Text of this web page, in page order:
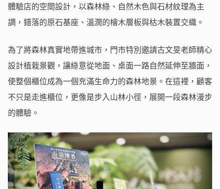
體驗店的空間設計，以森林綠、自然木色與石材紋理為主
調，錯落的原石基座、溫潤的檜木層板與枯木裝置交織。
為了將森林真實地帶進城市，門市特別邀請古文旻老師精心
設計植栽景觀，讓綠意從地面、桌面一路自然延伸至牆面，
使整個櫃位成為一個充滿生命力的森林地景。在這裡，顧客
不只是走進櫃位，更像是步入山林小徑，展開一段森林漫步
的體驗。